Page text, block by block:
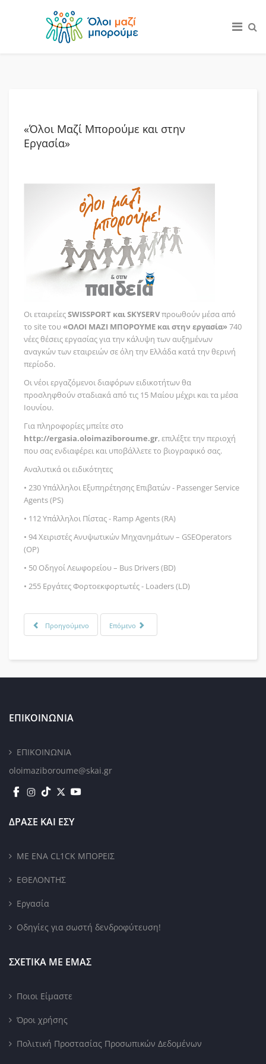
«Όλοι Μαζί Μπορούμε και στην
Εργασία»
Οι εταιρείεςSWISSPORT και SKYSERVπροωθούν μέσα από
το site του «ΟΛΟΙ ΜΑΖΙ ΜΠΟΡΟΥΜΕ και στην εργασία» 740
νέες θέσεις εργασίας για την κάλυψη των αυξημένων
αναγκών των εταιρειών σε όλη την Ελλάδα κατά την θερινή
περίοδο.
Οι νέοι εργαζόμενοι διαφόρων ειδικοτήτων θα
προσληφθούν σταδιακά από τις 15 Μαίου μέχρι και τα μέσα
Ιουνίου.
Για πληροφορίες μπείτε στο
http://ergasia.oloimaziboroume.gr, επιλέξτε την περιοχή
που σας ενδιαφέρει και υποβάλλετε το βιογραφικό σας.
Αναλυτικά οι ειδικότητες
• 230 Υπάλληλοι Εξυπηρέτησης Επιβατών - Passenger Service
Agents (PS)
• 112 Υπάλληλοι Πίστας - Ramp Agents (RA)
• 94 Χειριστές Ανυψωτικών Μηχανημάτων – GSEOperators
(OP)
• 50 Οδηγοί Λεωφορείου – Bus Drivers (BD)
• 255 Εργάτες Φορτοεκφορτωτές - Loaders (LD)
Προηγούμενο Επόμενο
ΕΠΙΚΟΙΝΩΝΙΑ
ΕΠΙΚΟΙΝΩΝΙΑ
oloimaziboroume@skai.gr
ΔΡΑΣΕ ΚΑΙ ΕΣΥ
ΜΕ ΕΝΑ CL1CK ΜΠΟΡΕΙΣ
ΕΘΕΛΟΝΤΗΣ
Εργασία
Οδηγίες για σωστή δενδροφύτευση!
ΣΧΕΤΙΚΑ ΜΕ ΕΜΑΣ
Ποιοι Είμαστε
Όροι χρήσης
Πολιτική Προστασίας Προσωπικών Δεδομένων